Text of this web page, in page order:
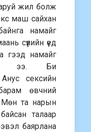
жил болж
маш сайхан
намайг
сүүлийн үед
гээд намайг
ээ. Би
сексийн
өвчний
Мөн та нарын
талаар
баярлана